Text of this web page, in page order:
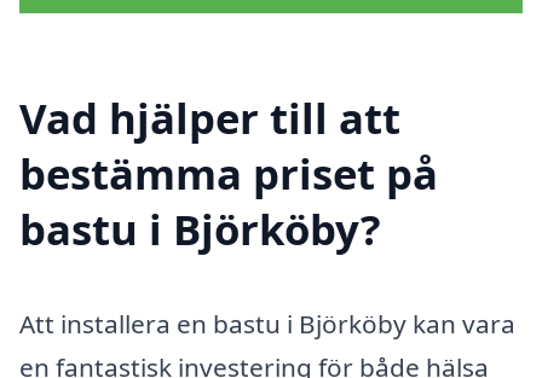
Vad hjälper till att
bestämma priset på
bastu i Björköby?
Att installera en bastu i Björköby kan vara
en fantastisk investering för både hälsa